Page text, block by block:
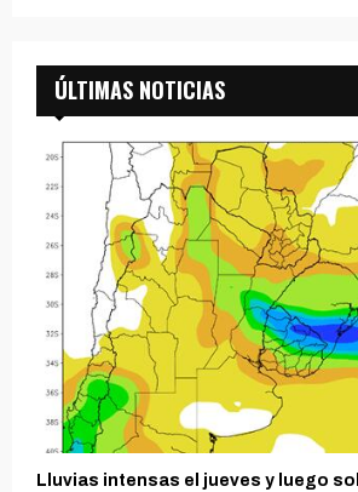
ÚLTIMAS NOTICIAS
Lluvias intensas el jueves y luego